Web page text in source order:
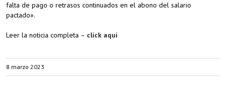
falta de pago o retrasos continuados en el abono del salario
pactado».
Leer la noticia completa – click aquí
8 marzo 2023